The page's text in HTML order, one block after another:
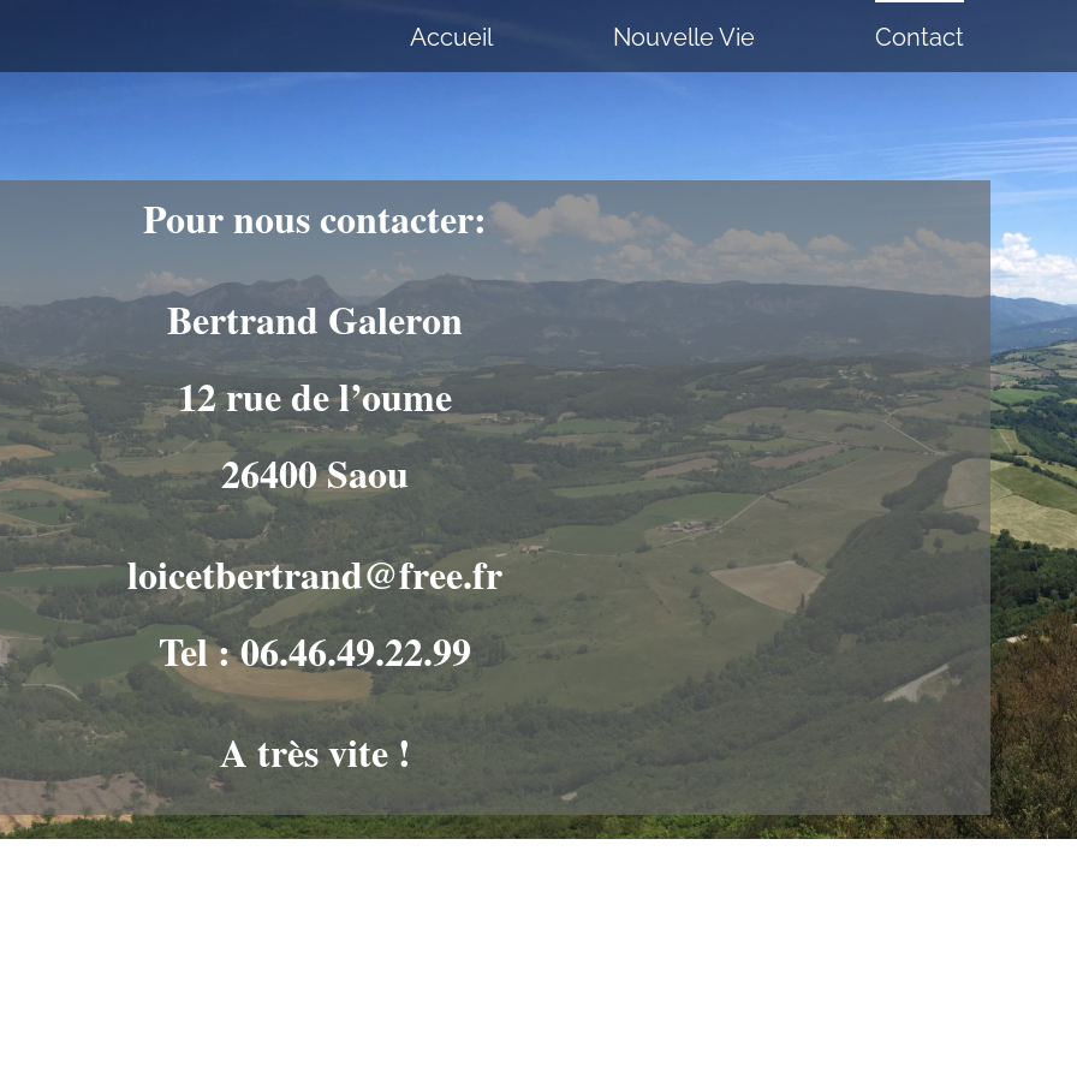
Accueil Nouvelle Vie Contact
Pour nous contacter:
Bertrand Galeron
12 rue de l’oume
26400 Saou
loicetbertrand@free.fr
Tel : 06.46.49.22.99
A très vite !